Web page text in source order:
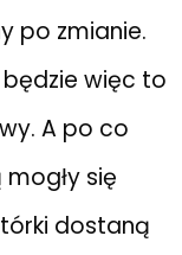
po zmianie.
będzie więc to
A po co
się
dostaną